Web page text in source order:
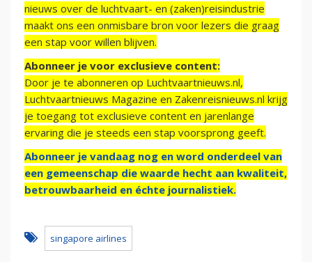
nieuws over de luchtvaart- en (zaken)reisindustrie
maakt ons een onmisbare bron voor lezers die graag
een stap voor willen blijven.
Abonneer je voor exclusieve content:
Door je te abonneren op Luchtvaartnieuws.nl,
Luchtvaartnieuws Magazine en Zakenreisnieuws.nl krijg
je toegang tot exclusieve content en jarenlange
ervaring die je steeds een stap voorsprong geeft.
Abonneer je vandaag nog en word onderdeel van
een gemeenschap die waarde hecht aan kwaliteit,
betrouwbaarheid en échte journalistiek.
singapore airlines